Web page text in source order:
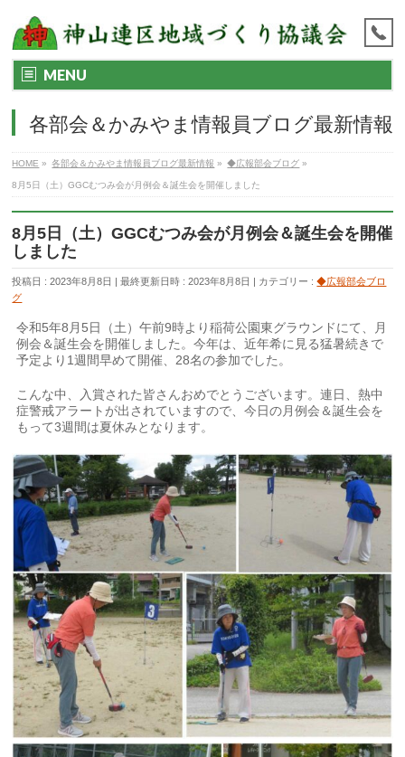
MENU
各部会＆かみやま情報員ブログ最新情報
HOME » 各部会＆かみやま情報員ブログ最新情報 » ◆広報部会ブログ »
8月5日（土）GGCむつみ会が月例会＆誕生会を開催しました
8月5日（土）GGCむつみ会が月例会＆誕生会を開催
しました
投稿日 : 2023年8月8日 最終更新日時 : 2023年8月8日 カテゴリー :◆広報部会ブロ
グ
令和5年8月5日（土）午前9時より稲荷公園東グラウンドにて、月
例会＆誕生会を開催しました。今年は、近年希に見る猛暑続きで
予定より1週間早めて開催、28名の参加でした。
こんな中、入賞された皆さんおめでとうございます。連日、熱中
症警戒アラートが出されていますので、今日の月例会＆誕生会を
もって3週間は夏休みとなります。